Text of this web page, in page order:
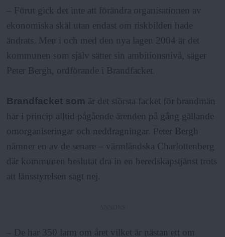
– Förut gick det inte att förändra organisationen av
ekonomiska skäl utan endast om riskbilden hade
ändrats. Men i och med den nya lagen 2004 är det
kommunen som själv sätter sin ambitionsnivå, säger
Peter Bergh, ordförande i Brandfacket.
Brandfacket som är det största facket för brandmän
har i princip alltid pågående ärenden på gång gällande
omorganiseringar och neddragningar. Peter Bergh
nämner en av de senare – värmländska Charlottenberg
där kommunen beslutat dra in en beredskapstjänst trots
att länsstyrelsen sagt nej.
– De har 350 larm om året vilket är nästan ett om